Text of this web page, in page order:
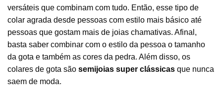
versáteis que combinam com tudo. Então, esse tipo de
colar agrada desde pessoas com estilo mais básico até
pessoas que gostam mais de joias chamativas. Afinal,
basta saber combinar com o estilo da pessoa o tamanho
da gota e também as cores da pedra. Além disso, os
colares de gota são semijoias super clássicas que nunca
saem de moda.